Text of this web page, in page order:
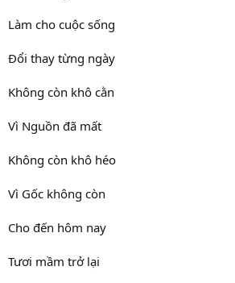
Làm cho cuộc sống
Đổi thay từng ngày
Không còn khô cằn
Vì Nguồn đã mất
Không còn khô héo
Vì Gốc không còn
Cho đến hôm nay
Tươi mầm trở lại